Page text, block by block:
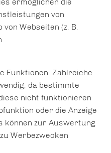
von
Webseiten (z. B.
Funktionen. Zahlreiche
da bestimmte
nicht funktionieren
oder die Anzeige
können zur Auswertung
Werbezwecken